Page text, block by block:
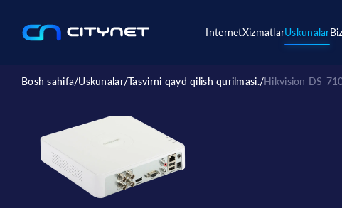
InternetXizmatlarUskunalar
Bosh sahifa/Uskunalar/Tasvirni qayd qilish qurilmasi./Hikvision DS-